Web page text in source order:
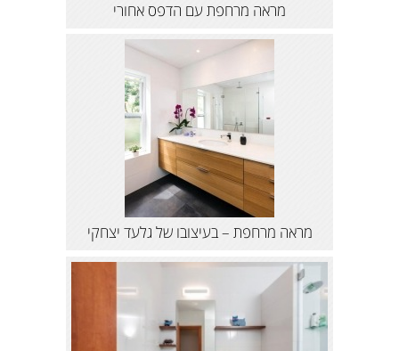
מראה מרחפת עם הדפס אחורי
מראה מרחפת – בעיצובו של גלעד יצחקי